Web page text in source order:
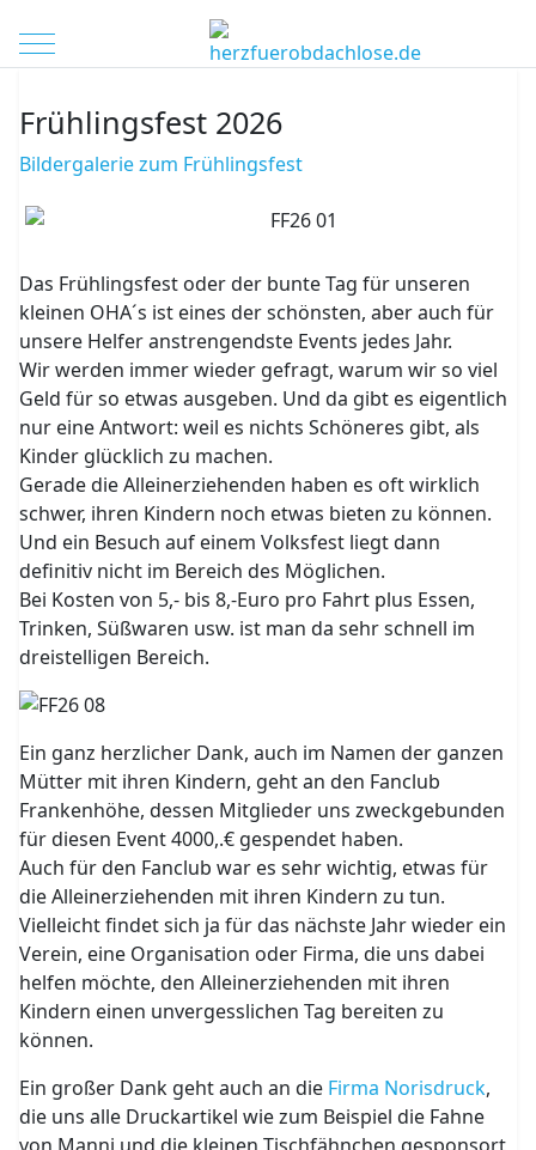
Mobile Menu Toggle
Frühlingsfest 2026
Bildergalerie zum Frühlingsfest
Das Frühlingsfest oder der bunte Tag für unseren
kleinen OHA´s ist eines der schönsten, aber auch für
unsere Helfer anstrengendste Events jedes Jahr.
Wir werden immer wieder gefragt, warum wir so viel
Geld für so etwas ausgeben. Und da gibt es eigentlich
nur eine Antwort: weil es nichts Schöneres gibt, als
Kinder glücklich zu machen.
Gerade die Alleinerziehenden haben es oft wirklich
schwer, ihren Kindern noch etwas bieten zu können.
Und ein Besuch auf einem Volksfest liegt dann
definitiv nicht im Bereich des Möglichen.
Bei Kosten von 5,- bis 8,-Euro pro Fahrt plus Essen,
Trinken, Süßwaren usw. ist man da sehr schnell im
dreistelligen Bereich.
Ein ganz herzlicher Dank, auch im Namen der ganzen
Mütter mit ihren Kindern, geht an den Fanclub
Frankenhöhe, dessen Mitglieder uns zweckgebunden
für diesen Event 4000,.€ gespendet haben.
Auch für den Fanclub war es sehr wichtig, etwas für
die Alleinerziehenden mit ihren Kindern zu tun.
Vielleicht findet sich ja für das nächste Jahr wieder ein
Verein, eine Organisation oder Firma, die uns dabei
helfen möchte, den Alleinerziehenden mit ihren
Kindern einen unvergesslichen Tag bereiten zu
können.
Ein großer Dank geht auch an die Firma Norisdruck,
die uns alle Druckartikel wie zum Beispiel die Fahne